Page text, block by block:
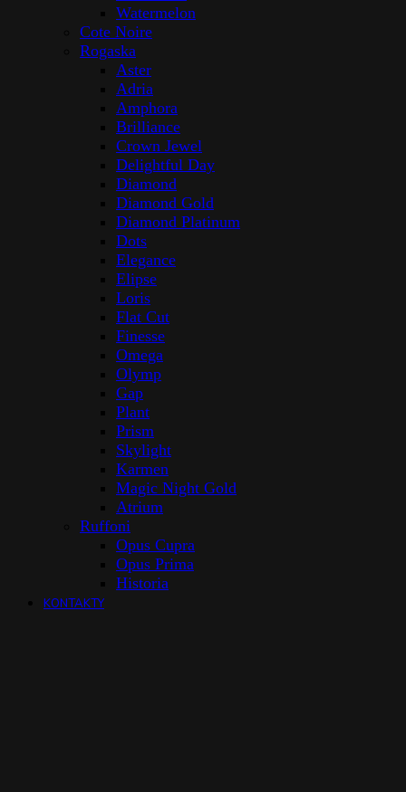
Watermelon
Cote Noire
Rogaska
Aster
Adria
Amphora
Brilliance
Crown Jewel
Delightful Day
Diamond
Diamond Gold
Diamond Platinum
Dots
Elegance
Elipse
Loris
Flat Cut
Finesse
Omega
Olymp
Gap
Plant
Prism
Skylight
Karmen
Magic Night Gold
Atrium
Ruffoni
Opus Cupra
Opus Prima
Historia
KONTAKTY